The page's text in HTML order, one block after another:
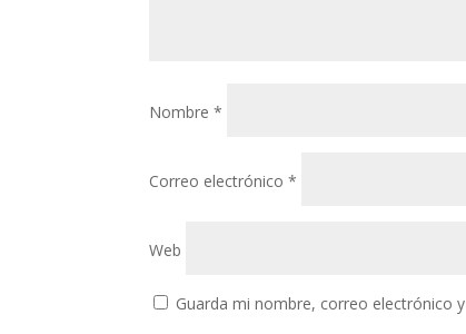
Nombre*
Correo electrónico*
Web
Guarda mi nombre, correo electrónico